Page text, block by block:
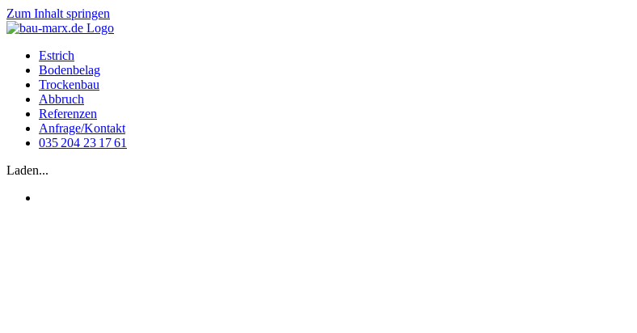
Zum Inhalt springen
Estrich
Bodenbelag
Trockenbau
Abbruch
Referenzen
Anfrage/Kontakt
035 204 23 17 61
Laden...